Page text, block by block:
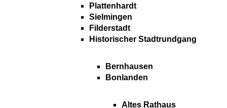
Plattenhardt
Sielmingen
Filderstadt
Historischer Stadtrundgang
Bernhausen
Bonlanden
Altes Rathaus